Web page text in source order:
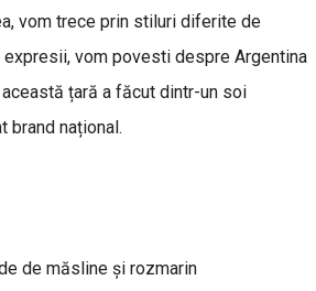
vom trece prin stiluri diferite de
expresii, vom povesti despre Argentina
țară a făcut dintr-un soi
brand național.
de măsline și rozmarin